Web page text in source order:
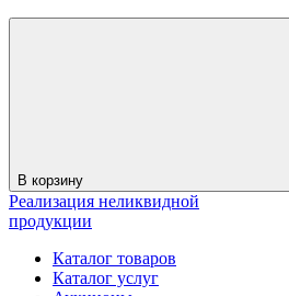
В корзину
Реализация неликвидной
продукции
Каталог товаров
Каталог услуг